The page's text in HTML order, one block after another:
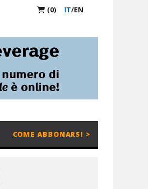
(0) IT/EN
COME ABBONARSI >